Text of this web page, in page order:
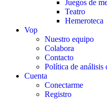
Juegos de
Teatro
Hemeroteca
Vop
Nuestro equipo
Colabora
Contacto
Política de análisis
Cuenta
Conectarme
Registro